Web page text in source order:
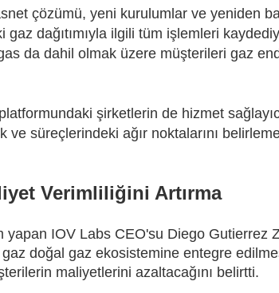
çözümü, yeni kurulumlar ve yeniden
dağıtımıyla ilgili tüm işlemleri
da dahil olmak üzere müşterileri gaz
şirketlerin de hizmet
ve süreçlerindeki ağır noktalarını
Verimliliğini Artırma
yapan IOV Labs CEO'su Diego Gutierrez
doğal gaz ekosistemine entegre
maliyetlerini azaltacağını belirtti.